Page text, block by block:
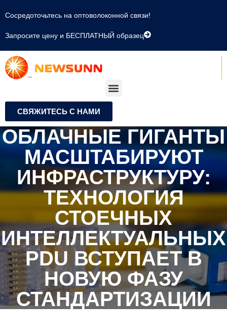
Сосредоточьтесь на оптоволоконной связи!
Запросите цену и БЕСПЛАТНЫЙ образец
СВЯЖИТЕСЬ С НАМИ
ОБЛАЧНЫЕ ГИГАНТЫ
МАСШТАБИРУЮТ
ИНФРАСТРУКТУРУ:
ТЕХНОЛОГИЯ
СТОЕЧНЫХ
ИНТЕЛЛЕКТУАЛЬНЫХ
PDU ВСТУПАЕТ В
НОВУЮ ФАЗУ
СТАНДАРТИЗАЦИИ